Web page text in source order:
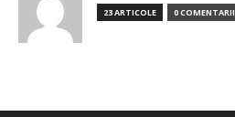
23 ARTICOLE 0 COMENTARII